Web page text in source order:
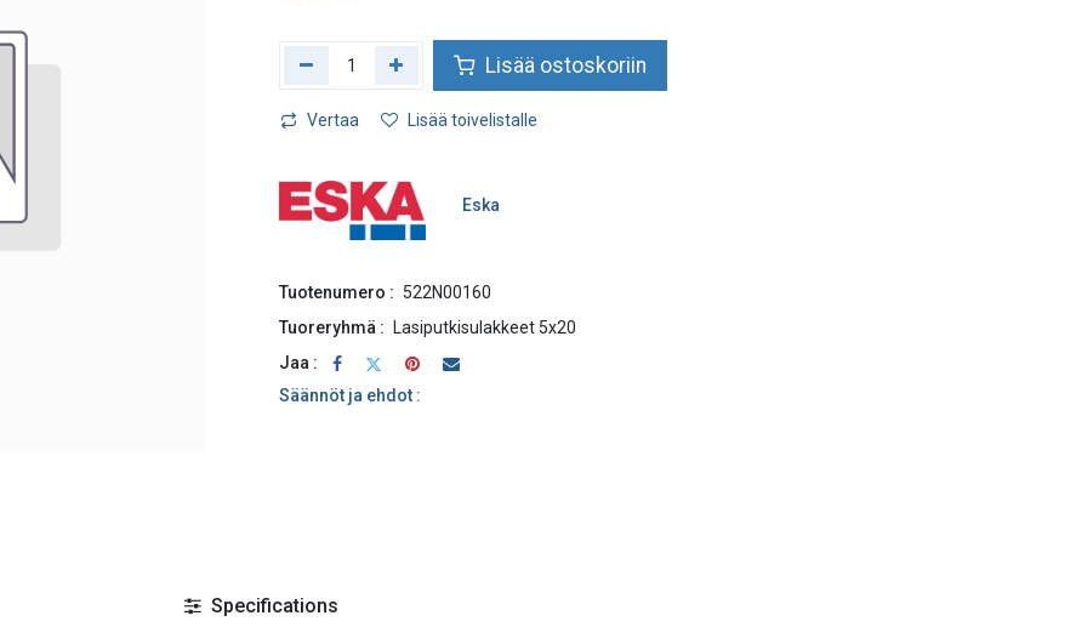
Lisää ostoskoriin
Vertaa Lisää toivelistalle
Eska
Tuotenumero : 522N00160
Tuoreryhmä :
Lasiputkisulakkeet 5x20
Jaa :
Säännöt ja ehdot :
Specifications